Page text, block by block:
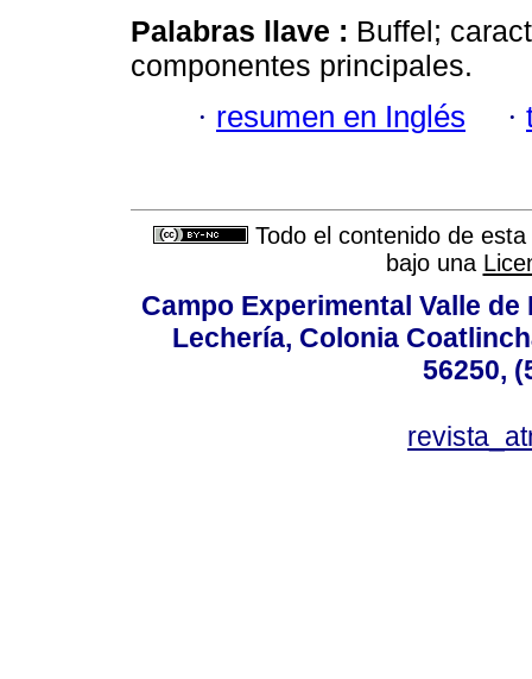
Palabras llave : Buffel;
componentes principales.
· resumen en Inglés ·
Todo el contenido de
bajo una
Campo Experimental Valle
Lechería, Colonia
56250,